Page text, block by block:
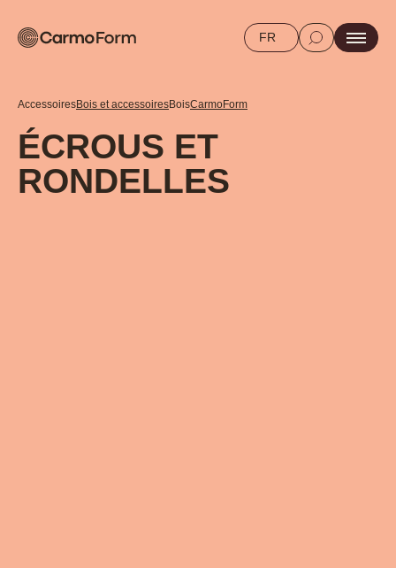
FR
AccessoiresBois et accessoiresBoisCarmoForm
ÉCROUS ET
RONDELLES